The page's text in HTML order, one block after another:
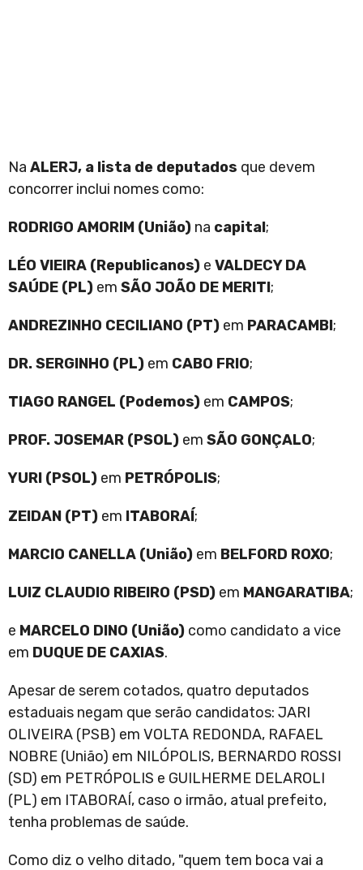
Na ALERJ, a lista de deputados que devem
concorrer inclui nomes como:
RODRIGO AMORIM (União) na capital;
LÉO VIEIRA (Republicanos) e VALDECY DA
SAÚDE (PL) em SÃO JOÃO DE MERITI;
ANDREZINHO CECILIANO (PT) em PARACAMBI;
DR. SERGINHO (PL) em CABO FRIO;
TIAGO RANGEL (Podemos) em CAMPOS;
PROF. JOSEMAR (PSOL) em SÃO GONÇALO;
YURI (PSOL) em PETRÓPOLIS;
ZEIDAN (PT) em ITABORAÍ;
MARCIO CANELLA (União) em BELFORD ROXO;
LUIZ CLAUDIO RIBEIRO (PSD) em MANGARATIBA;
e MARCELO DINO (União) como candidato a vice
em DUQUE DE CAXIAS.
Apesar de serem cotados, quatro deputados
estaduais negam que serão candidatos: JARI
OLIVEIRA (PSB) em VOLTA REDONDA, RAFAEL
NOBRE (União) em NILÓPOLIS, BERNARDO ROSSI
(SD) em PETRÓPOLIS e GUILHERME DELAROLI
(PL) em ITABORAÍ, caso o irmão, atual prefeito,
tenha problemas de saúde.
Como diz o velho ditado, "quem tem boca vai a